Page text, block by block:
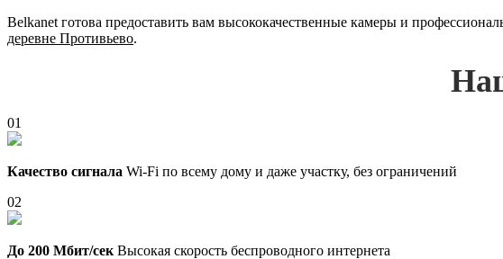
Belkanet готова предоставить вам высококачественные камеры и
деревне Противьево.
01
Качество сигнала Wi-Fi по всему дому и даже участку, без ограничений
02
До 200 Мбит/сек Высокая скорость беспроводного интернета